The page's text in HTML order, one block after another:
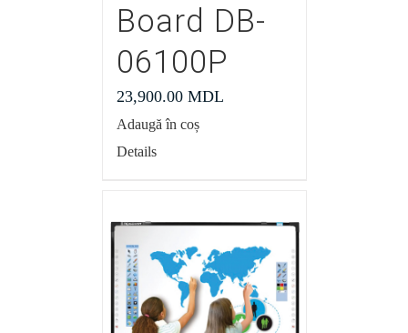
Board DB-
06100P
23,900.00 MDL
Adaugă în coș
Details